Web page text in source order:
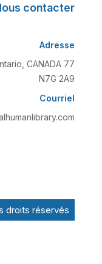
contacter
Adresse
CANADA
N7G 2A9
Courriel
droits réservés.